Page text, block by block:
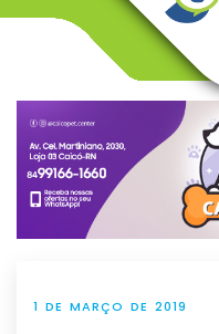
1 DE MARÇO DE 2019